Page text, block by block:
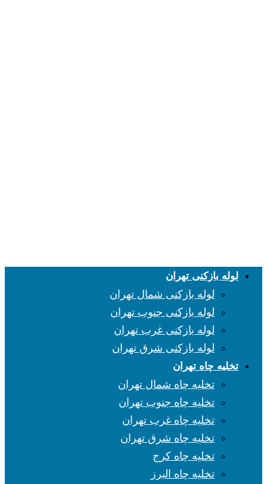
لوله بازکنی تهران
لوله بازکنی شمال تهران
لوله بازکنی جنوب تهران
لوله بازکنی غرب تهران
لوله بازکنی شرق تهران
تخلیه چاه تهران
تخلیه چاه شمال تهران
تخلیه چاه جنوب تهران
تخلیه چاه غرب تهران
تخلیه چاه شرق تهران
تخلیه چاه کرج
تخلیه چاه البرز